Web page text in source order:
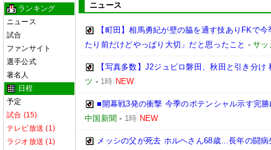
ランキング
ニュース
試合
ファンサイト
選手公式
著名人
日程
予定
試合 (15)
テレビ放送 (1)
ラジオ放送 (1)
ニュース
【町田】相馬勇紀が壁の脇を通す技ありFKで
たり前だけどやっぱり大切」だと思ったこと -サッ
【写真多数】J2ジュビロ磐田、秋田と引き分
ツ - 1時 NEW
■開幕戦3発の衝撃 今季のポテンシャル示す完
中国新聞 - 1時 NEW
メッシの父が死去 ホルヘさん68歳…長年の闘